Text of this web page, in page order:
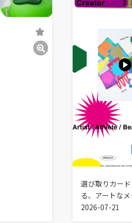
選び取りカー
る、アートな
2026-07-21